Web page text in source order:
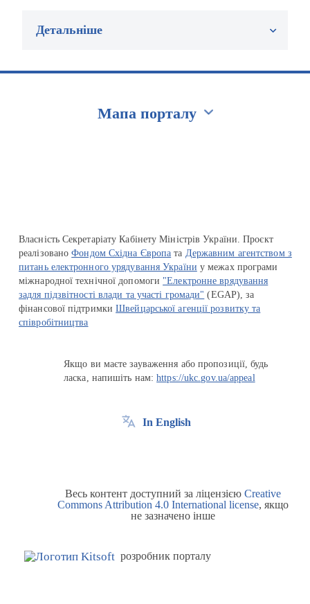
Детальніше
Мапа порталу
Власність Секретаріату Кабінету Міністрів України. Проєкт
реалізованоФондом Східна Європа та Державним агентством з
питань електронного урядування України у межах програми
міжнародної технічної допомоги "Електронне врядування
задля підзвітності влади та участі громади" (EGAP), за
фінансової підтримкиШвейцарської агенції розвитку та
співробітництва
Якщо ви маєте зауваження або пропозиції, будь
ласка, напишіть нам:https://ukc.gov.ua/appeal
In English
Весь контент доступний за ліцензією Creative
Commons Attribution 4.0 International license, якщо
не зазначено інше
розробник порталу